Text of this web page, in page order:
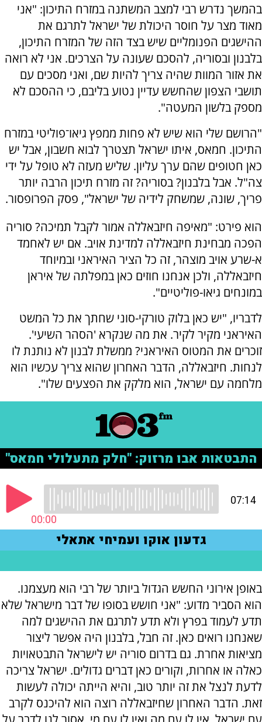
בהמשך נדרש רבי למצב המשתנה במזרח התיכון: "אני
מאוד מצר על חוסר היכולת של ישראל לתרגם את
ההישגים הפנומליים שיש בצד הזה של המזרח התיכון,
בלבנון ובסוריה, להסכם שעונה על הצרכים. אני לא רואה
את אזור המוות שהיה צריך להיות שם, ואני מסכים עם
תושבי הצפון שהחשש עדיין נטוע בליבם, כי ההסכם לא
מספק בלשון המעטה".
"הרושם שלי הוא שיש לא פחות ממפץ גיאו־פוליטי במזרח
התיכון. חמאס, איתו ישראל תצטרך לבוא חשבון, אבל יש
כאן חטופים שהם ערך עליון. שליש מעזה לא טופל על ידי
צה"ל. אבל בלבנון? בסוריה? זה מזרח תיכון הרבה יותר
פריך, שונה, שמשחק לידיה של ישראל", פסק הפרופסור.
הוא פירט: "מאיפה חיזבאללה אמור לקבל תמיכה? סוריה
הפכה מבחינת חיזבאללה למדינת אויב. אם יש לאחמד
א-שרע אויב מוצהר, זה כל הציר האיראני ובמיוחד
חיזבאללה, ולכן אנחנו חוזים כאן במפלתה של איראן
במונחים גיאו-פוליטיים".
לדבריו, "יש כאן בלוק טורקי-סוני שחתך את כל המשט
האיראני מקיר לקיר. את מה שנקרא 'הסהר השיעי'.
זוכרים את המטוס האיראני? ממשלת לבנון לא נותנת לו
לנחות. חיזבאללה, הדבר האחרון שהוא צריך עכשיו הוא
מלחמה עם ישראל, הוא מלקק את הפצעים שלו".
באופן אירוני החשש הגדול ביותר של רבי הוא מעצמנו.
הוא הסביר מדוע: "אני חושש בסופו של דבר מישראל שלא
תדע לעמוד בפרץ ולא תדע לתרגם את ההישגים למה
שאנחנו רואים כאן. זה חבל, בלבנון היה אפשר ליצור
מציאות אחרת. גם בדרום סוריה יש לישראל התבטאויות
כאלה או אחרות, וקורים כאן דברים גדולים. ישראל צריכה
לדעת לנצל את זה יותר טוב, והיא הייתה יכולה לעשות
זאת. הדבר האחרון שחיזבאללה רוצה הוא להיכנס לקרב